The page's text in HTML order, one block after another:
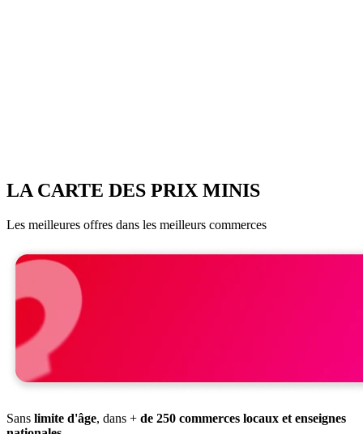
LA CARTE DES PRIX MINIS
Les meilleures offres dans les meilleurs commerces
Sans limite d'âge, dans + de 250 commerces locaux et enseignes